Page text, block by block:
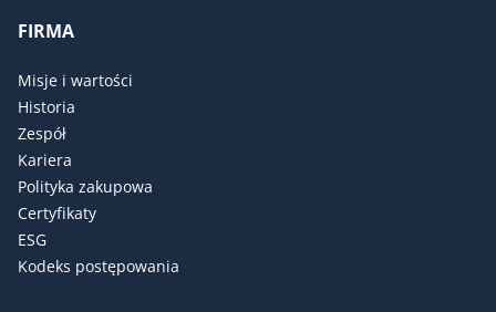
FIRMA
Misje i wartości
Historia
Zespół
Kariera
Polityka zakupowa
Certyfikaty
ESG
Kodeks postępowania